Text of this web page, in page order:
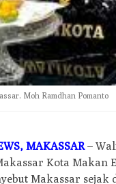
Moh Ramdhan Pomanto
MAKASSAR–
Kota Makan
Makassar